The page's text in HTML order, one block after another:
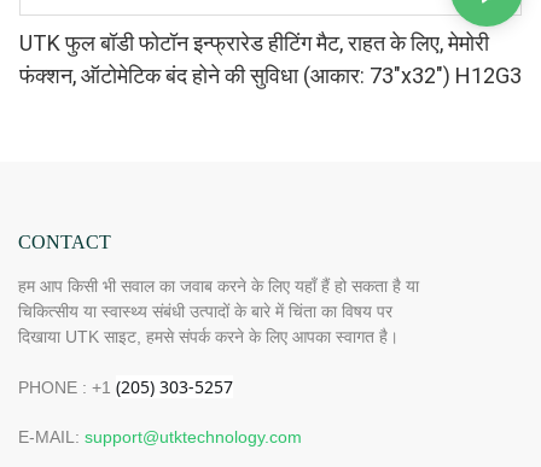
UTK फुल बॉडी फोटॉन इन्फ्रारेड हीटिंग मैट, राहत के लिए, मेमोरी
फंक्शन, ऑटोमेटिक बंद होने की सुविधा (आकार: 73″x32″) H12G3
CONTACT
हम आप किसी भी सवाल का जवाब करने के लिए यहाँ हैं हो सकता है या
चिकित्सीय या स्वास्थ्य संबंधी उत्पादों के बारे में चिंता का विषय पर
दिखाया UTK साइट, हमसे संपर्क करने के लिए आपका स्वागत है।
PHONE : +1
E-MAIL: support@utktechnology.com